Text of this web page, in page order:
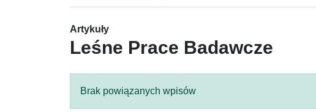
Artykuły
Leśne Prace Badawcze
Brak powiązanych wpisów